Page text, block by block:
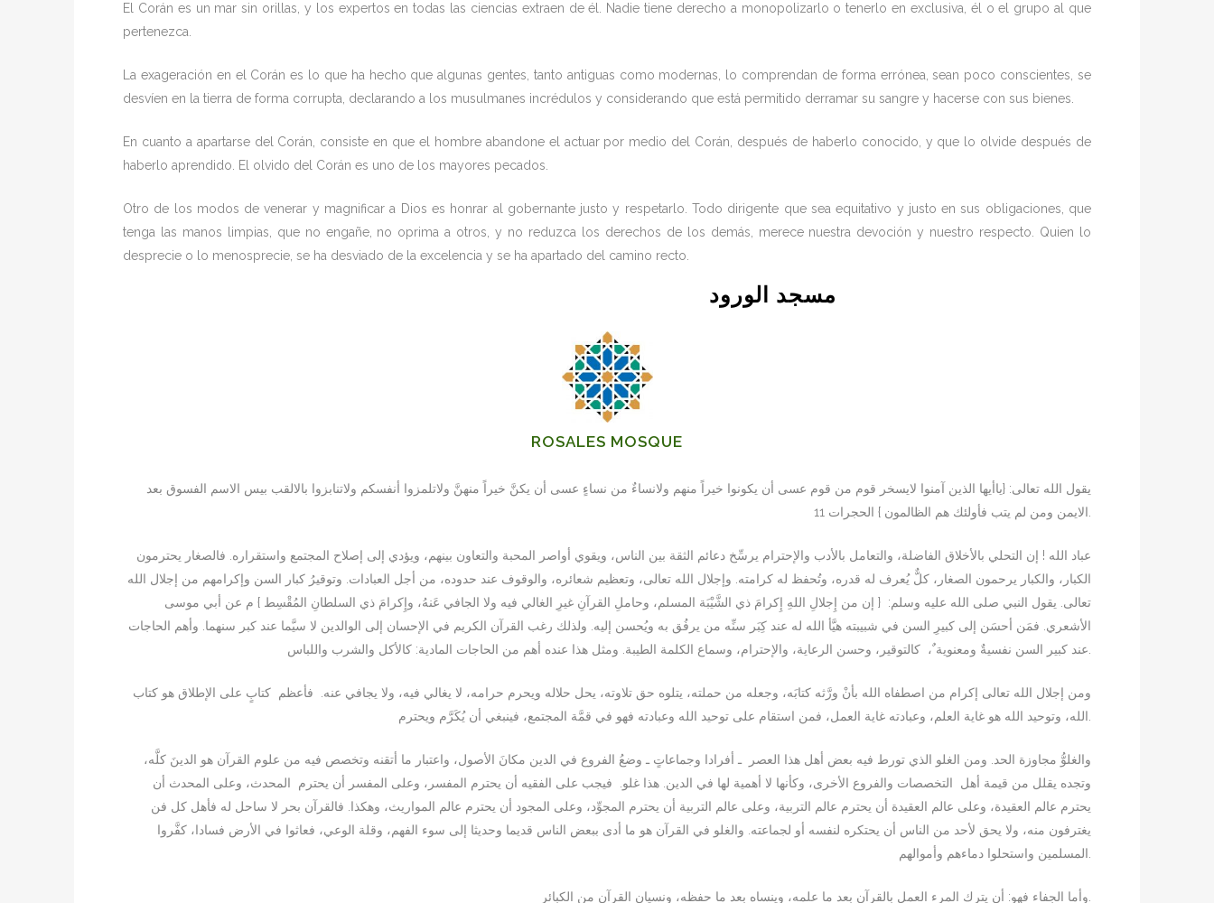
El Corán es un mar sin orillas, y los expertos en todas las ciencias extraen de él. Nadie tiene derecho a monopolizarlo o tenerlo en exclusiva, él o el grupo al que
pertenezca.
La exageración en el Corán es lo que ha hecho que algunas gentes, tanto antiguas como modernas, lo comprendan de forma errónea, sean poco conscientes, se
desvíen en la tierra de forma corrupta, declarando a los musulmanes incrédulos y considerando que está permitido derramar su sangre y hacerse con sus bienes.
En cuanto a apartarse del Corán, consiste en que el hombre abandone el actuar por medio del Corán, después de haberlo conocido, y que lo olvide después de
haberlo aprendido. El olvido del Corán es uno de los mayores pecados.
Otro de los modos de venerar y magnificar a Dios es honrar al gobernante justo y respetarlo. Todo dirigente que sea equitativo y justo en sus obligaciones, que
tenga las manos limpias, que no engañe, no oprima a otros, y no reduzca los derechos de los demás, merece nuestra devoción y nuestro respecto. Quien lo
desprecie o lo menosprecie, se ha desviado de la excelencia y se ha apartado del camino recto.
مسجد الورود
ROSALES MOSQUE
يقول الله تعالى: {ياأيها الذين آمنوا لايسخر قوم من قوم عسى أن يكونوا خيراً منهم ولانساءٌ من نساءٍ عسى أن يكنَّ خيراً منهنَّ ولاتلمزوا أنفسكم ولاتنابزوا بالالقب بيس الاسم الفسوق بعد
عباد الله ! إن التحلي بالأخلاق الفاضلة، والتعامل بالأدب والإحترام يرسِّخ دعائم الثقة بين الناس، ويقوي أواصر المحبة والتعاون بينهم، ويؤدي إلى إصلاح المجتمع واستقراره. فالصغار يحترمون
الكبار، والكبار يرحمون الصغار، كلٌّ يُعرف له قدره، وتُحفظ له كرامته. وإجلال الله تعالى، وتعظيم شعائره، والوقوف عند حدوده، من أجل العبادات. وتوقيرُ كبار السن وإكرامهم من إجلال الله
تعالى. يقول النبي صلى الله عليه وسلم: { إن من إِجلالِ اللهِ إِكرامَ ذي الشَّيْبَة المسلم، وحاملِ القرآنِ غيرِ الغالي فيه ولا الجافي عَنهُ، وإِكرامَ ذي السلطانِ المُقْسِط } م عن أبي موسى
الأشعري. فمَن أحسَن إلى كبيرِ السن في شبيبته هيَّأ الله له عند كِبَر سنِّه من يرفُق به ويُحسن إليه. ولذلك رغب القرآن الكريم في الإحسان إلى الوالدين لا سيَّما عند كبر سنهما. وأهم الحاجات
ومن إجلال الله تعالى إكرام من اصطفاه الله بأنْ ورَّثه كتابَه، وجعله من حملته، يتلوه حق تلاوته، يحل حلاله ويحرم حرامه، لا يغالي فيه، ولا يجافي عنه. فأعظم كتابٍ على الإطلاق هو كتاب
والغلوُّ مجاوزة الحد. ومن الغلو الذي تورط فيه بعض أهل هذا العصر ـ أفرادا وجماعاتٍ ـ وضعُ الفروع في الدين مكانَ الأصول، واعتبار ما أتقنه وتخصص فيه من علوم القرآن هو الدينَ كلَّه،
وتجده يقلل من قيمة أهل التخصصات والفروع الأخرى، وكأنها لا أهمية لها في الدين. هذا غلو. فيجب على الفقيه أن يحترم المفسر، وعلى المفسر أن يحترم المحدث، وعلى المحدث أن
يحترم عالم العقيدة، وعلى عالم العقيدة أن يحترم عالم التربية، وعلى عالم التربية أن يحترم المجوِّد، وعلى المجود أن يحترم عالم المواريث، وهكذا. فالقرآن بحر لا ساحل له فأهل كل فن
يغترفون منه، ولا يحق لأحد من الناس أن يحتكره لنفسه أو لجماعته. والغلو في القرآن هو ما أدى ببعض الناس قديما وحديثا إلى سوء الفهم، وقلة الوعي، فعاثوا في اﻷرض فسادا، كفَّروا